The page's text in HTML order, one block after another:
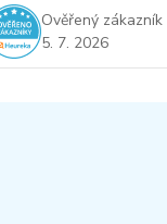
Ověřený zákazník
5. 7. 2026